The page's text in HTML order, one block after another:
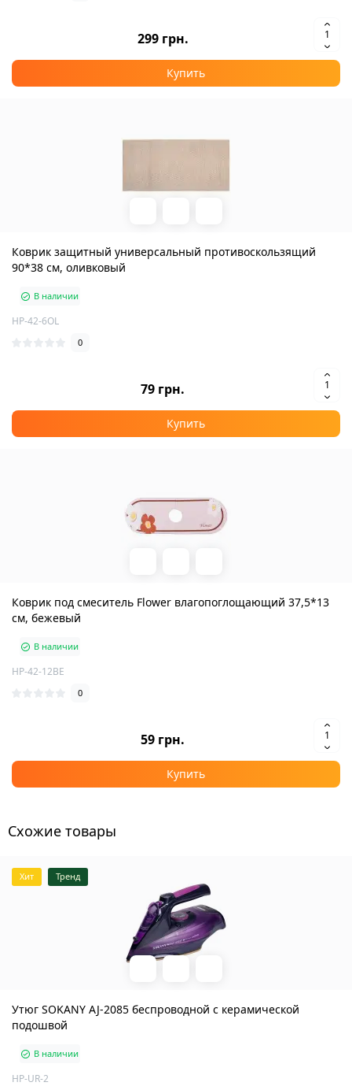
299 грн.
Купить
Коврик защитный универсальный противоскользящий
90*38 см, оливковый
В наличии
HP-42-6OL
0
79 грн.
Купить
Коврик под смеситель Flower влагопоглощающий 37,5*13
см, бежевый
В наличии
HP-42-12BE
0
59 грн.
Купить
Схожие товары
Хит Тренд
Утюг SOKANY AJ-2085 беспроводной с керамической
подошвой
В наличии
HP-UR-2